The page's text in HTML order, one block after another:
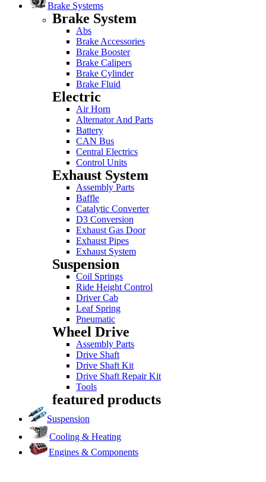
Brake Systems
Brake System
Abs
Brake Accessories
Brake Booster
Brake Calipers
Brake Cylinder
Brake Fluid
Electric
Air Horn
Alternator And Parts
Battery
CAN Bus
Central Electrics
Control Units
Exhaust System
Assembly Parts
Baffle
Catalytic Converter
D3 Conversion
Exhaust Gas Door
Exhaust Pipes
Exhaust System
Suspension
Coil Springs
Ride Height Control
Driver Cab
Leaf Spring
Pneumatic
Wheel Drive
Assembly Parts
Drive Shaft
Drive Shaft Kit
Drive Shaft Repair Kit
Tools
featured products
Suspension
Cooling & Heating
Engines & Components